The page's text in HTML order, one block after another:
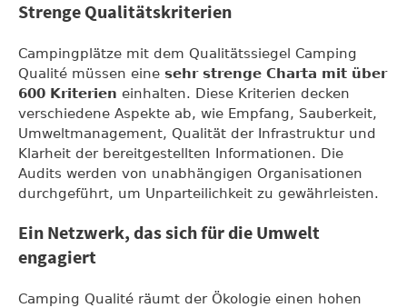
Strenge Qualitätskriterien
Campingplätze mit dem Qualitätssiegel Camping
Qualité müssen eine sehr strenge Charta mit über
600 Kriterien einhalten. Diese Kriterien decken
verschiedene Aspekte ab, wie Empfang, Sauberkeit,
Umweltmanagement, Qualität der Infrastruktur und
Klarheit der bereitgestellten Informationen. Die
Audits werden von unabhängigen Organisationen
durchgeführt, um Unparteilichkeit zu gewährleisten.
Ein Netzwerk, das sich für die Umwelt
engagiert
Camping Qualité räumt der Ökologie einen hohen